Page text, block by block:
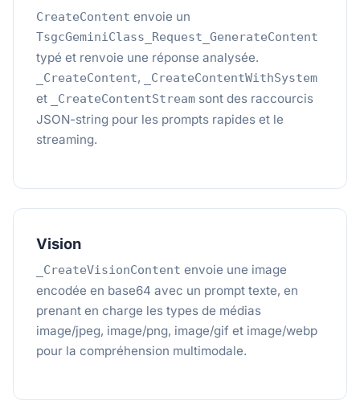
CreateContent envoie un
TsgcGeminiClass_Request_GenerateContent
typé et renvoie une réponse analysée.
_CreateContent, _CreateContentWithSystem
et _CreateContentStream sont des raccourcis
JSON-string pour les prompts rapides et le
streaming.
Vision
_CreateVisionContent envoie une image
encodée en base64 avec un prompt texte, en
prenant en charge les types de médias
image/jpeg, image/png, image/gif et image/webp
pour la compréhension multimodale.